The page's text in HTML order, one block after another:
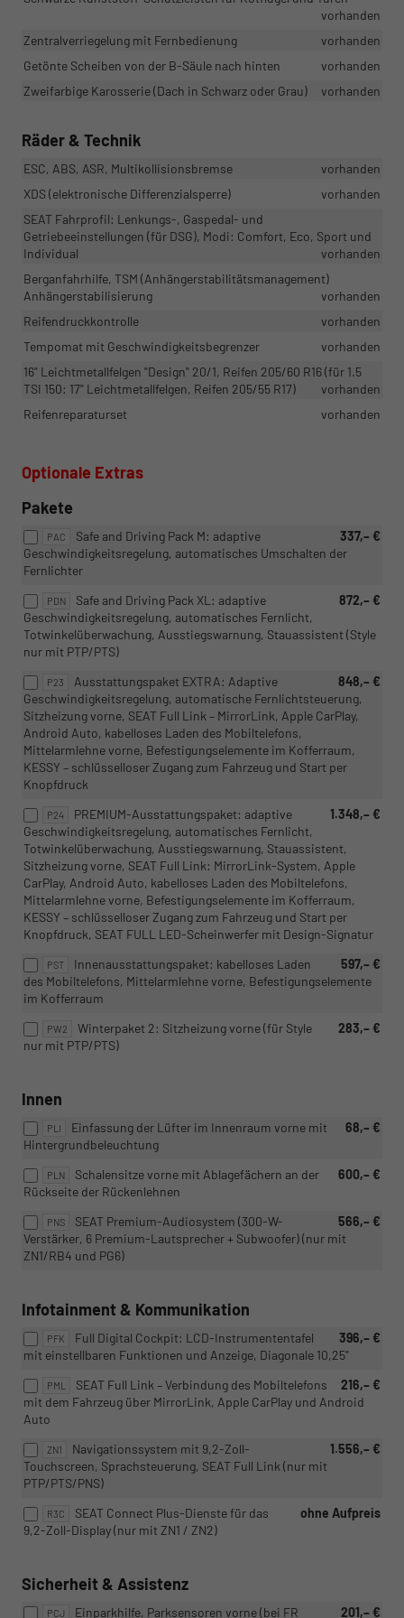
vorhanden
Zentralverriegelung mit Fernbedienung
vorhanden
Getönte Scheiben von der B-Säule nach hinten
vorhanden
Zweifarbige Karosserie (Dach in Schwarz oder Grau)
vorhanden
Räder & Technik
ESC, ABS, ASR, Multikollisionsbremse
vorhanden
XDS (elektronische Differenzialsperre)
vorhanden
SEAT Fahrprofil: Lenkungs-, Gaspedal- und
Getriebeeinstellungen (für DSG), Modi: Comfort, Eco, Sport und
Individual
vorhanden
Berganfahrhilfe, TSM (Anhängerstabilitätsmanagement)
Anhängerstabilisierung
vorhanden
Reifendruckkontrolle
vorhanden
Tempomat mit Geschwindigkeitsbegrenzer
vorhanden
16" Leichtmetallfelgen "Design" 20/1, Reifen 205/60 R16 (für 1.5
TSI 150: 17" Leichtmetallfelgen, Reifen 205/55 R17)
vorhanden
Reifenreparaturset
vorhanden
Optionale Extras
Pakete
PAC 337,– €
Safe and Driving Pack M: adaptive
Geschwindigkeitsregelung, automatisches Umschalten der
Fernlichter
PDN 872,– €
Safe and Driving Pack XL: adaptive
Geschwindigkeitsregelung, automatisches Fernlicht,
Totwinkelüberwachung, Ausstiegswarnung, Stauassistent (Style
nur mit PTP/PTS)
P23 848,– €
Ausstattungspaket EXTRA: Adaptive
Geschwindigkeitsregelung, automatische Fernlichtsteuerung,
Sitzheizung vorne, SEAT Full Link – MirrorLink, Apple CarPlay,
Android Auto, kabelloses Laden des Mobiltelefons,
Mittelarmlehne vorne, Befestigungselemente im Kofferraum,
KESSY – schlüsselloser Zugang zum Fahrzeug und Start per
Knopfdruck
P24 1.348,– €
PREMIUM-Ausstattungspaket: adaptive
Geschwindigkeitsregelung, automatisches Fernlicht,
Totwinkelüberwachung, Ausstiegswarnung, Stauassistent,
Sitzheizung vorne, SEAT Full Link: MirrorLink-System, Apple
CarPlay, Android Auto, kabelloses Laden des Mobiltelefons,
Mittelarmlehne vorne, Befestigungselemente im Kofferraum,
KESSY – schlüsselloser Zugang zum Fahrzeug und Start per
Knopfdruck, SEAT FULL LED-Scheinwerfer mit Design-Signatur
PST 597,– €
Innenausstattungspaket: kabelloses Laden
des Mobiltelefons, Mittelarmlehne vorne, Befestigungselemente
im Kofferraum
PW2 283,– €
Winterpaket 2: Sitzheizung vorne (für Style
nur mit PTP/PTS)
Innen
PLI 68,– €
Einfassung der Lüfter im Innenraum vorne mit
Hintergrundbeleuchtung
PLN 600,– €
Schalensitze vorne mit Ablagefächern an der
Rückseite der Rückenlehnen
PNS 566,– €
SEAT Premium-Audiosystem (300-W-
Verstärker, 6 Premium-Lautsprecher + Subwoofer) (nur mit
ZN1/RB4 und PG6)
Infotainment & Kommunikation
PFK 396,– €
Full Digital Cockpit: LCD-Instrumententafel
mit einstellbaren Funktionen und Anzeige, Diagonale 10,25"
PML 216,– €
SEAT Full Link – Verbindung des Mobiltelefons
mit dem Fahrzeug über MirrorLink, Apple CarPlay und Android
Auto
ZN1 1.556,– €
Navigationssystem mit 9,2-Zoll-
Touchscreen, Sprachsteuerung, SEAT Full Link (nur mit
PTP/PTS/PNS)
R3C ohne Aufpreis
SEAT Connect Plus-Dienste für das
9,2-Zoll-Display (nur mit ZN1 / ZN2)
Sicherheit & Assistenz
PCJ 201,– €
Einparkhilfe, Parksensoren vorne (bei FR